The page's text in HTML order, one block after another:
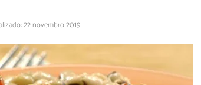
22 novembro 2019